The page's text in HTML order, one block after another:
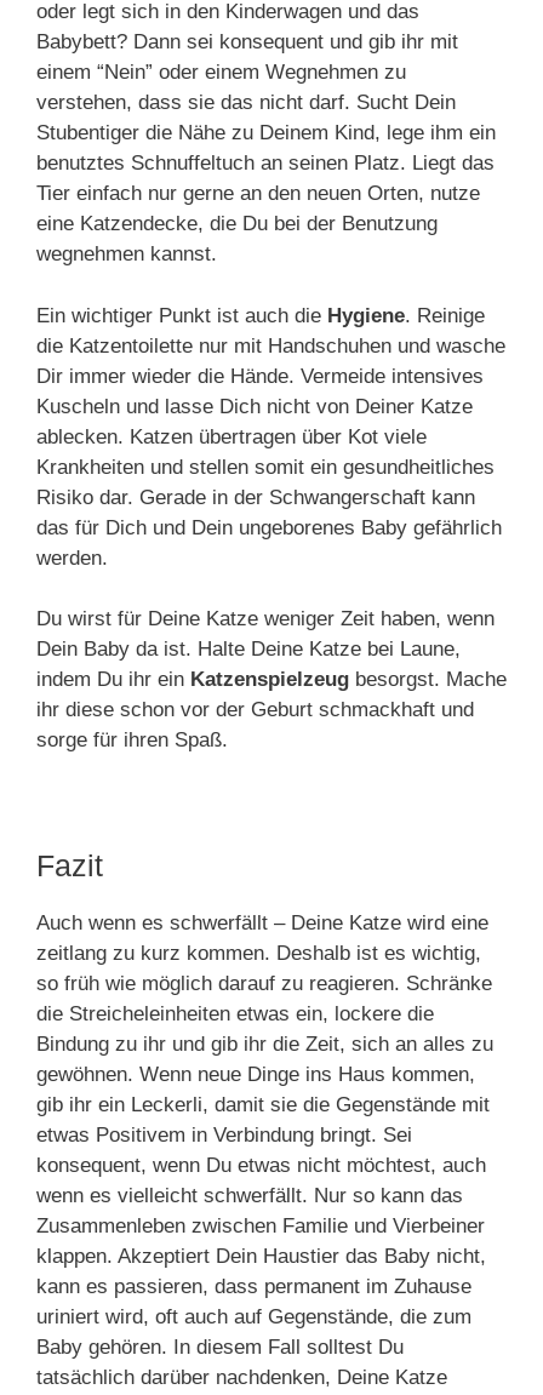
oder legt sich in den Kinderwagen und das
Babybett? Dann sei konsequent und gib ihr mit
einem “Nein” oder einem Wegnehmen zu
verstehen, dass sie das nicht darf. Sucht Dein
Stubentiger die Nähe zu Deinem Kind, lege ihm ein
benutztes Schnuffeltuch an seinen Platz. Liegt das
Tier einfach nur gerne an den neuen Orten, nutze
eine Katzendecke, die Du bei der Benutzung
wegnehmen kannst.
Ein wichtiger Punkt ist auch die Hygiene. Reinige
die Katzentoilette nur mit Handschuhen und wasche
Dir immer wieder die Hände. Vermeide intensives
Kuscheln und lasse Dich nicht von Deiner Katze
ablecken. Katzen übertragen über Kot viele
Krankheiten und stellen somit ein gesundheitliches
Risiko dar. Gerade in der Schwangerschaft kann
das für Dich und Dein ungeborenes Baby gefährlich
werden.
Du wirst für Deine Katze weniger Zeit haben, wenn
Dein Baby da ist. Halte Deine Katze bei Laune,
indem Du ihr ein Katzenspielzeug besorgst. Mache
ihr diese schon vor der Geburt schmackhaft und
sorge für ihren Spaß.
Fazit
Auch wenn es schwerfällt – Deine Katze wird eine
zeitlang zu kurz kommen. Deshalb ist es wichtig,
so früh wie möglich darauf zu reagieren. Schränke
die Streicheleinheiten etwas ein, lockere die
Bindung zu ihr und gib ihr die Zeit, sich an alles zu
gewöhnen. Wenn neue Dinge ins Haus kommen,
gib ihr ein Leckerli, damit sie die Gegenstände mit
etwas Positivem in Verbindung bringt. Sei
konsequent, wenn Du etwas nicht möchtest, auch
wenn es vielleicht schwerfällt. Nur so kann das
Zusammenleben zwischen Familie und Vierbeiner
klappen. Akzeptiert Dein Haustier das Baby nicht,
kann es passieren, dass permanent im Zuhause
uriniert wird, oft auch auf Gegenstände, die zum
Baby gehören. In diesem Fall solltest Du
tatsächlich darüber nachdenken, Deine Katze